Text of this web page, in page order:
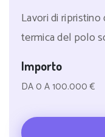
Lavori di
termica del polo
Importo
DA 0 A 100.000 €